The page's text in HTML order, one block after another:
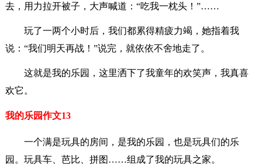
去，用力拉开被子，大声喊道：“吃我一枕头！”……
玩了一两个小时后，我们都累得精疲力竭，她指着我
说：“我们明天再战！”说完，就依依不舍地走了。
这就是我的乐园，这里洒下了我童年的欢笑声，我真喜
欢它。
我的乐园作文13
一个满是玩具的房间，是我的乐园，也是玩具们的乐
园。玩具车、芭比、拼图……组成了我的玩具之家。